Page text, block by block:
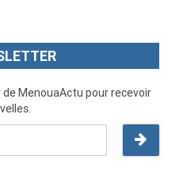
MenouaActu pour recevoir